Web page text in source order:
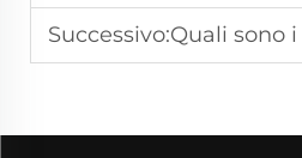
Successivo:Quali sono i vantaggi dell'uso di